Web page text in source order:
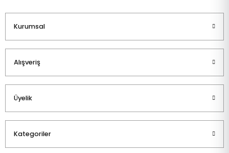
Kurumsal
Alışveriş
Üyelik
Kategoriler